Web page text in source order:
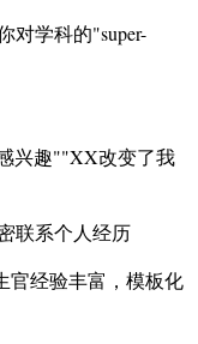
对学科的"super-
兴趣""XX改变了我
联系个人经历
官经验丰富，模板化